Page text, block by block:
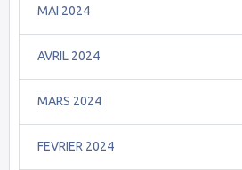
MAI 2024
AVRIL 2024
MARS 2024
FEVRIER 2024